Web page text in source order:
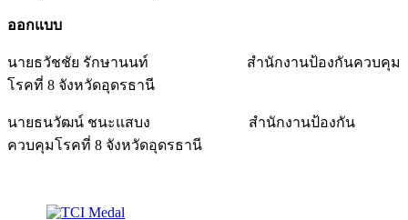
ออกแบบ
นายธวัชชัย รักษานนท์ สำนักงานป้องกันควบคุม
โรคที่ 8 จังหวัดอุดรธานี
นายธนวัฒน์ ชนะแสบง สำนักงานป้องกัน
ควบคุมโรคที่ 8 จังหวัดอุดรธานี